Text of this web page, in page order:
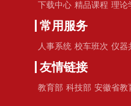
下载中心 精品课程 理论
常用服务
人事系统 校车班次 仪器
友情链接
教育部 科技部 安徽省教